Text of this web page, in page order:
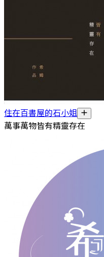
住在百書屋的石小姐
萬事萬物皆有精靈存在